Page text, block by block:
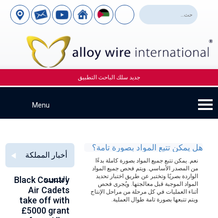
جديد سلك الباحث التطبيق
هل يمكن تتبع المواد بصورة تامة؟
نعم. يمكن تتبع جميع المواد بصورة كاملة بدءًا
من المصدر الأساسي. ويتم فحص جميع المواد
الواردة بصريًا وتختبر عن طريق اختبار تحديد
المواد الموجبة قبل معالجتها. ويُجرى فحص
أثناء العمليات في كل مرحلة من مراحل الإنتاج
ويتم تتبعها بصورة تامة طوال العملية.
أخبار المملكة
المتحدة
Alloy Wire
International
to toast its
Strengthening
Global
Aerospace
Black Country
Air Cadets
take off with
£5000 grant